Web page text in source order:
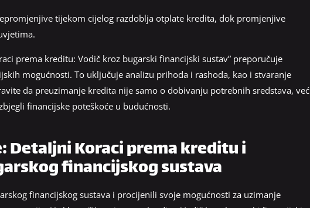
tijekom cijelog razdoblja otplate kredita, dok promjenjive
prema kreditu: Vodič kroz bugarski financijski sustav” preporučuje
mogućnosti. To uključuje analizu prihoda i rashoda, kao i stvaranje
da preuzimanje kredita nije samo o dobivanju potrebnih sredstava, već
financijske poteškoće u budućnosti.
Koraci prema kreditu i
financijskog sustava
financijskog sustava i procijenili svoje mogućnosti za uzimanje